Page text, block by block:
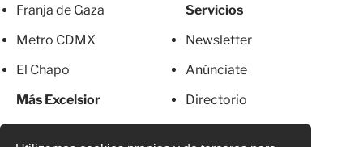
Franja de Gaza
Metro CDMX
El Chapo
Más Excelsior
Servicios
Newsletter
Anúnciate
Directorio